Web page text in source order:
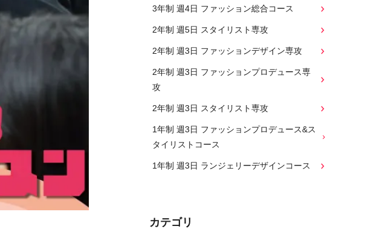
3年制 週4日 ファッション総合コース
2年制 週5日 スタイリスト専攻
2年制 週3日 ファッションデザイン専攻
2年制 週3日 ファッションプロデュース専
攻
2年制 週3日 スタイリスト専攻
1年制 週3日 ファッションプロデュース&ス
タイリストコース
1年制 週3日 ランジェリーデザインコース
カテゴリ